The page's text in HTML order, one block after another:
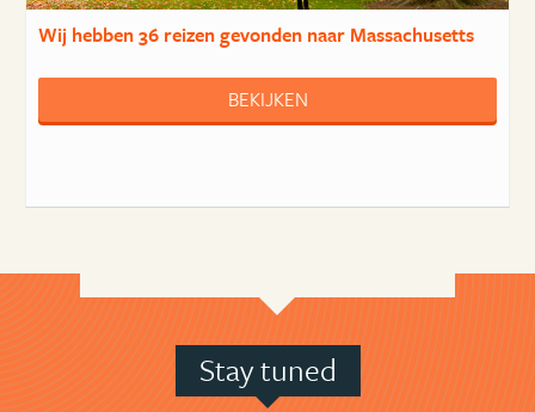
Wij hebben36 reizengevonden naar Massachusetts
BEKIJKEN
Stay tuned